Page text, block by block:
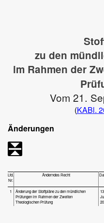
zu den
im Rahmen der
Vom 21.
(KABl.
Änderungen
Lfd.
Nr.
Änderndes Recht
1
Änderung der Stoffpläne zu den mündlichen
Prüfungen im Rahmen der Zweiten
Theologischen Prüfung
13.